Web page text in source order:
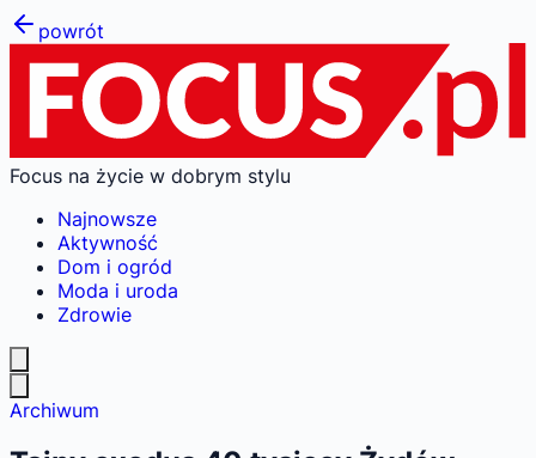
powrót
Focus na życie w dobrym stylu
Najnowsze
Aktywność
Dom i ogród
Moda i uroda
Zdrowie
Archiwum